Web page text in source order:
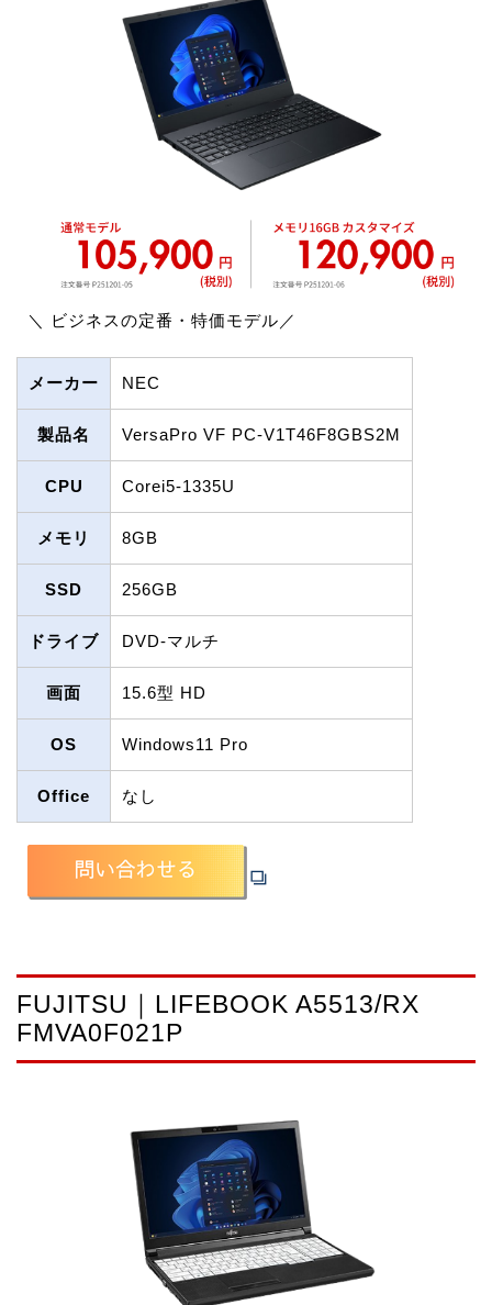
＼ ビジネスの定番・特価モデル／
メーカー NEC
製品名 VersaPro VF PC-V1T46F8GBS2M
CPU Corei5-1335U
メモリ 8GB
SSD 256GB
ドライブ DVD-マルチ
画面 15.6型 HD
OS Windows11 Pro
Office なし
FUJITSU｜LIFEBOOK A5513/RX
FMVA0F021P